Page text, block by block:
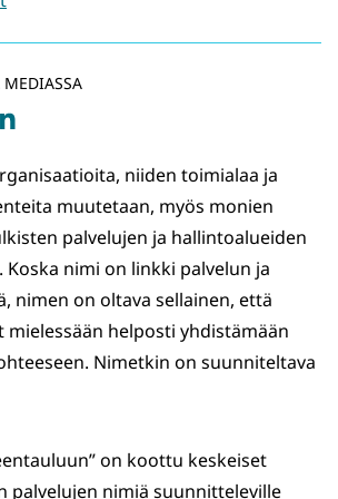
MEDIASSA
niiden toimialaa ja
muutetaan, myös monien
palvelujen ja hallintoalueiden
nimi on linkki palvelun ja
nimen on oltava sellainen, että
mielessään helposti yhdistämään
Nimetkin on suunniteltava
on koottu keskeiset
palvelujen nimiä suunnitteleville